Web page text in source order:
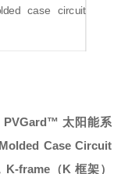
case circuit
PVGard™ 太阳能系
Case Circuit
K-frame（K 框架）